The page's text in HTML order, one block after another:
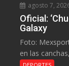
agosto 7,
Oficial:
Galaxy
Foto:
en las